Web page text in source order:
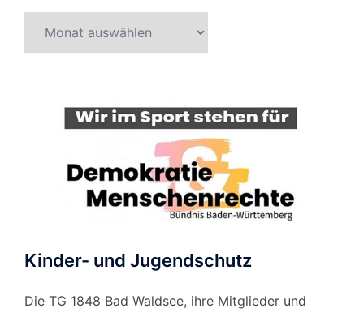
Kinder- und Jugendschutz
Die TG 1848 Bad Waldsee, ihre Mitglieder und